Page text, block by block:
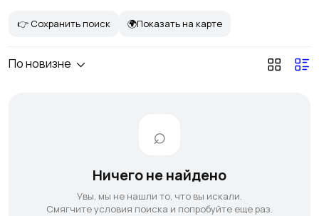
👉 Сохранить поиск 🌍Показать на карте
По новизне
Ничего не найдено
Увы, мы не нашли то, что вы искали.
Смягчите условия поиска и попробуйте еще раз.